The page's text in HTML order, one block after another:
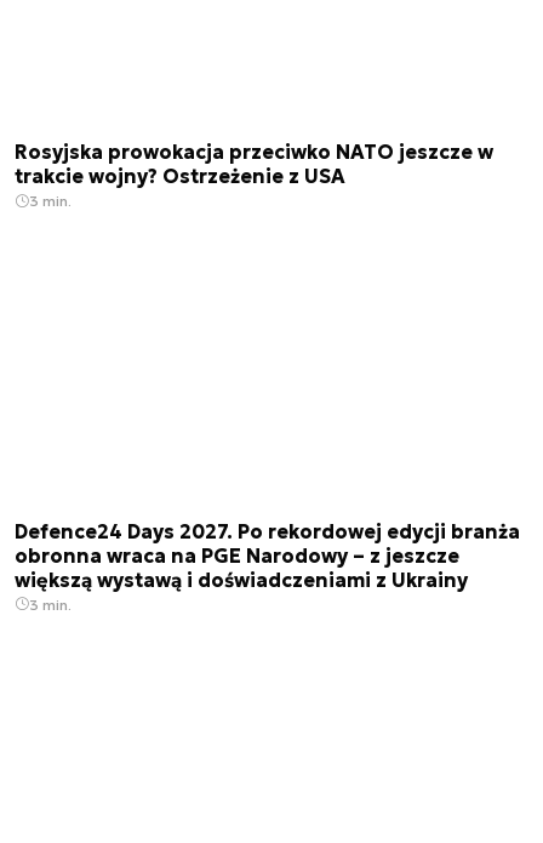
Rosyjska prowokacja przeciwko NATO jeszcze w
trakcie wojny? Ostrzeżenie z USA
3 min.
Defence24 Days 2027. Po rekordowej edycji branża
obronna wraca na PGE Narodowy – z jeszcze
większą wystawą i doświadczeniami z Ukrainy
3 min.